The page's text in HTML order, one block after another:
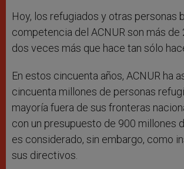
Hoy, los refugiados y otras personas
competencia del ACNUR son más de
dos veces más que hace tan sólo
En estos cincuenta años, ACNUR ha
cincuenta millones de personas
mayoría fuera de sus fronteras
con un presupuesto de 900 millones
es considerado, sin embargo, como
sus directivos.